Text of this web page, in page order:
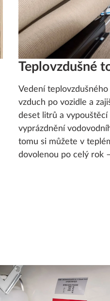
Teplovzdušné
Vedení
vzduch po vozidle a
deset litrů a
vyprázdnění
tomu si můžete v
dovolenou po celý rok